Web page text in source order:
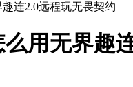
连2.0远程玩无畏契约
用无界趣